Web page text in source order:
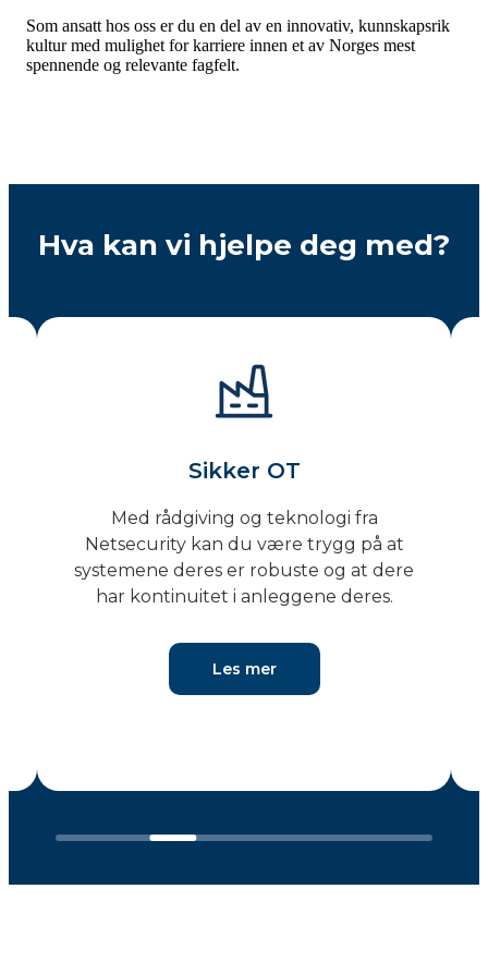
Som ansatt hos oss er du en del av en innovativ, kunnskapsrik
kultur med mulighet for karriere innen et av Norges mest
spennende og relevante fagfelt.
Hva kan vi hjelpe deg med?
Hendelseshåndtering
Vårt IRT-team er godkjent av Nasjonal
Sikkerhetsmyndighet (NSM). Vi rykker
ut og hjelper virksomheten når det
oppstår uønskede hendelser.
Les mer